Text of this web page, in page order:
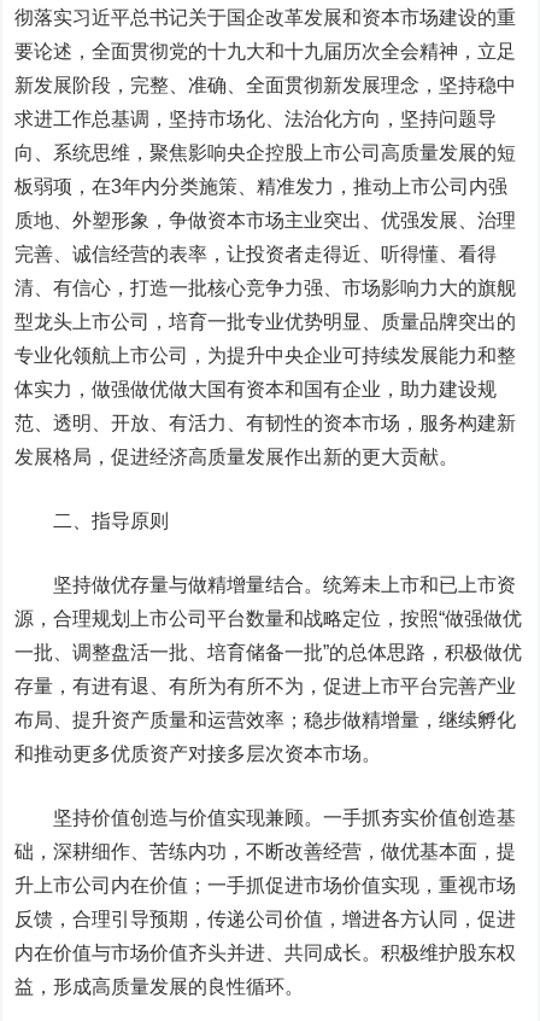
彻落实习近平总书记关于国企改革发展和资本市场建设的重
要论述，全面贯彻党的十九大和十九届历次全会精神，立足
新发展阶段，完整、准确、全面贯彻新发展理念，坚持稳中
求进工作总基调，坚持市场化、法治化方向，坚持问题导
向、系统思维，聚焦影响央企控股上市公司高质量发展的短
板弱项，在3年内分类施策、精准发力，推动上市公司内强
质地、外塑形象，争做资本市场主业突出、优强发展、治理
完善、诚信经营的表率，让投资者走得近、听得懂、看得
清、有信心，打造一批核心竞争力强、市场影响力大的旗舰
型龙头上市公司，培育一批专业优势明显、质量品牌突出的
专业化领航上市公司，为提升中央企业可持续发展能力和整
体实力，做强做优做大国有资本和国有企业，助力建设规
范、透明、开放、有活力、有韧性的资本市场，服务构建新
发展格局，促进经济高质量发展作出新的更大贡献。
二、指导原则
坚持做优存量与做精增量结合。统筹未上市和已上市资
源，合理规划上市公司平台数量和战略定位，按照“做强做优
一批、调整盘活一批、培育储备一批”的总体思路，积极做优
存量，有进有退、有所为有所不为，促进上市平台完善产业
布局、提升资产质量和运营效率；稳步做精增量，继续孵化
和推动更多优质资产对接多层次资本市场。
坚持价值创造与价值实现兼顾。一手抓夯实价值创造基
础，深耕细作、苦练内功，不断改善经营，做优基本面，提
升上市公司内在价值；一手抓促进市场价值实现，重视市场
反馈，合理引导预期，传递公司价值，增进各方认同，促进
内在价值与市场价值齐头并进、共同成长。积极维护股东权
益，形成高质量发展的良性循环。